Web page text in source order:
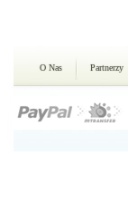
O Nas Partnerzy